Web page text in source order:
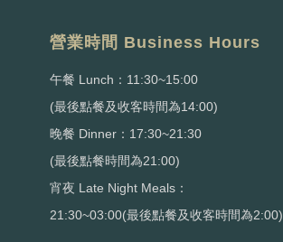
營業時間 Business Hours
午餐 Lunch：11:30~15:00
(最後點餐及收客時間為14:00)
晚餐 Dinner：17:30~21:30
(最後點餐時間為21:00)
宵夜 Late Night Meals：
21:30~03:00(最後點餐及收客時間為2:00)